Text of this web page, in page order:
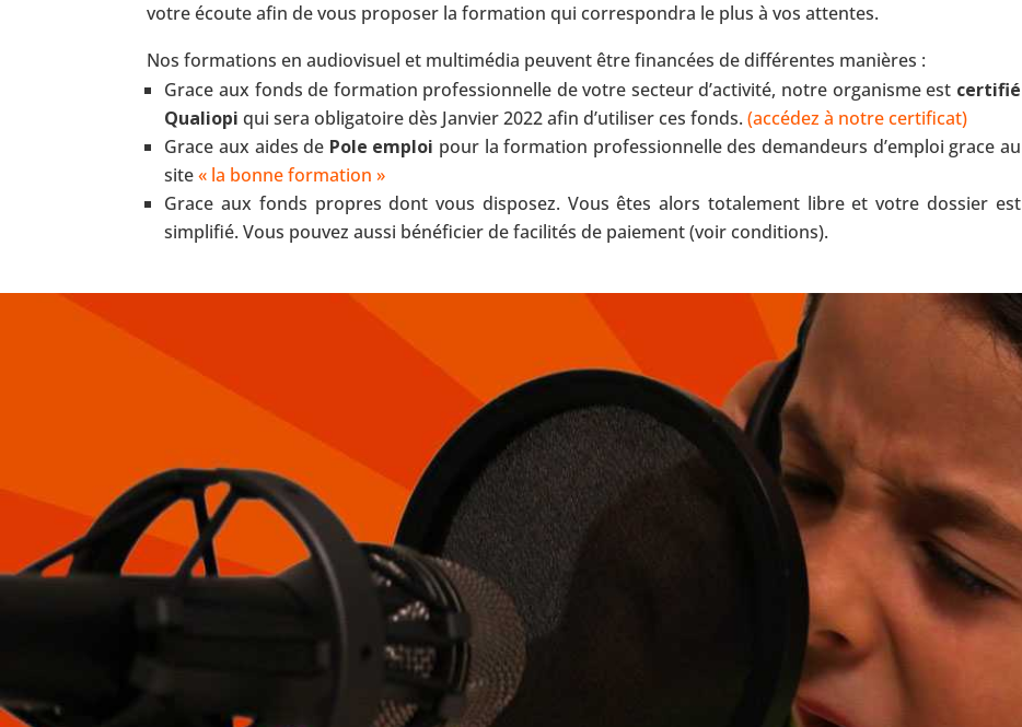
votre écoute afin de vous proposer la formation qui correspondra le plus à vos attentes.
Nos formations en audiovisuel et multimédia peuvent être financées de différentes manières :
Grace aux fonds de formation professionnelle de votre secteur d’activité, notre organisme est certifié
Qualiopi qui sera obligatoire dès Janvier 2022 afin d’utiliser ces fonds.(accédez à notre certificat)
Grace aux aides de Pole emploi pour la formation professionnelle des demandeurs d’emploi grace au
site« la bonne formation »
Grace aux fonds propres dont vous disposez. Vous êtes alors totalement libre et votre dossier est
simplifié. Vous pouvez aussi bénéficier de facilités de paiement (voir conditions).